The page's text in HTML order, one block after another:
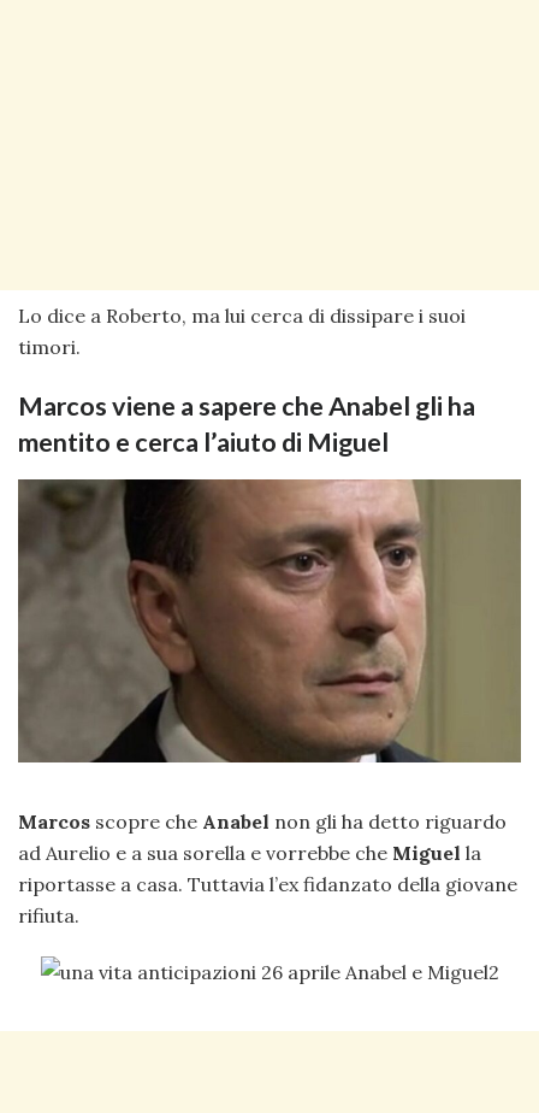
Lo dice a Roberto, ma lui cerca di dissipare i suoi
timori.
Marcos viene a sapere che Anabel gli ha
mentito e cerca l’aiuto di Miguel
Marcos scopre che Anabel non gli ha detto riguardo
ad Aurelio e a sua sorella e vorrebbe che Miguel la
riportasse a casa. Tuttavia l’ex fidanzato della giovane
rifiuta.